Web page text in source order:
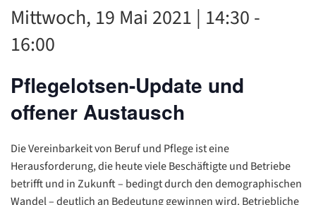
Mittwoch, 19 Mai 2021 | 14:30 -
16:00
Pflegelotsen-Update und
offener Austausch
Die Vereinbarkeit von Beruf und Pflege ist eine
Herausforderung, die heute viele Beschäftigte und Betriebe
betrifft und in Zukunft – bedingt durch den demographischen
Wandel – deutlich an Bedeutung gewinnen wird. Betriebliche